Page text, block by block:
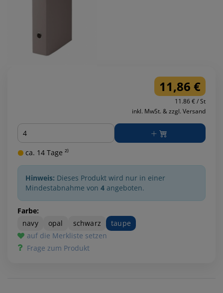
11,86 €
11.86 € / St
inkl. MwSt. & zzgl. Versand
Menge
ca. 14 Tage ²⁾
Hinweis: Dieses Produkt wird nur in einer
Mindestabnahme von 4 angeboten.
Farbe:
navy
opal schwarz
taupe
auf die Merkliste setzen
Frage zum Produkt